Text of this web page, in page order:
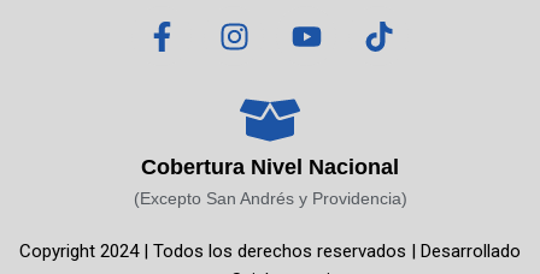
F
a
o
o
-
I
n
t
a
g
r
m
Y
o
b
e
T
i
k
Cobertura Nivel Nacional
(Excepto San Andrés y Providencia)
Copyright 2024 | Todos los derechos reservados | Desarrollado